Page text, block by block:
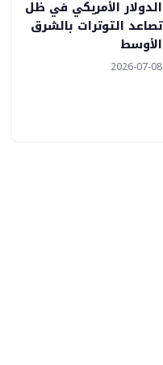
الدولار الأمريكي في ظل
تصاعد التوترات بالشرق
الأوسط
2026-07-08